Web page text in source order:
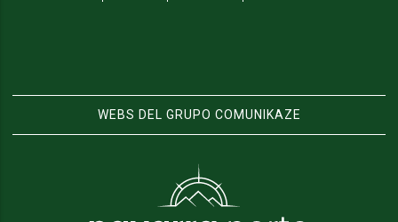
WEBS DEL GRUPO COMUNIKAZE